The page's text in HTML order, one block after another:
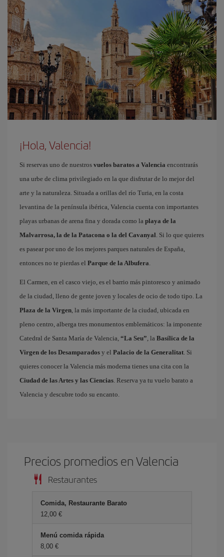
¡Hola, Valencia!
Si reservas uno de nuestros vuelos baratos a Valencia encontrarás
una urbe de clima privilegiado en la que disfrutar de lo mejor del
arte y la naturaleza. Situada a orillas del río Turia, en la costa
levantina de la península ibérica, Valencia cuenta con importantes
playas urbanas de arena fina y dorada como la playa de la
Malvarrosa, la de la Patacona o la del Cavanyal. Si lo que quieres
es pasear por uno de los mejores parques naturales de España,
entonces no te pierdas el Parque de la Albufera.
El Carmen, en el casco viejo, es el barrio más pintoresco y animado
de la ciudad, lleno de gente joven y locales de ocio de todo tipo. La
Plaza de la Virgen, la más importante de la ciudad, ubicada en
pleno centro, alberga tres monumentos emblemáticos: la imponente
Catedral de Santa María de Valencia, “La Seu”, la Basílica de la
Virgen de los Desamparados y el Palacio de la Generalitat. Si
quieres conocer la Valencia más moderna tienes una cita con la
Ciudad de las Artes y las Ciencias. Reserva ya tu vuelo barato a
Valencia y descubre todo su encanto.
Precios promedios en Valencia
Restaurantes
Comida, Restaurante Barato
12,00 €
Menú comida rápida
8,00 €